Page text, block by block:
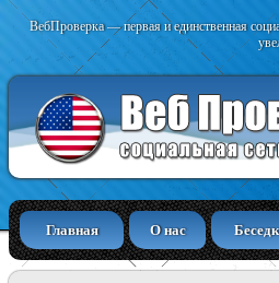
ВебПроверка — первая и единственная
Главная О нас